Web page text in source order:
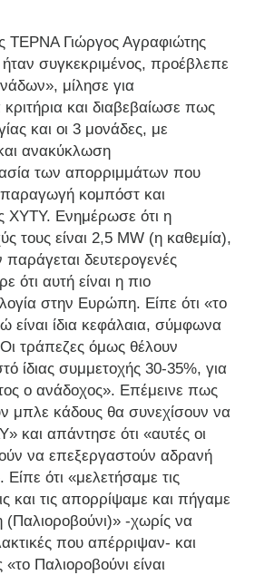
Γιώργος Αγραφιώτης
συγκεκριμένος, προέβλεπε
μίλησε για
κριτήρια και διαβεβαίωσε πως
και οι 3 μονάδες, με
ανακύκλωση
των απορριμμάτων που
παραγωγή κομπόστ και
ΧΥΤΥ. Ενημέρωσε ότι η
τους είναι 2,5 MW (η καθεμία),
δευτερογενές
ότι αυτή είναι η πιο
στην Ευρώπη. Είπε ότι «το
είναι ίδια κεφάλαια, σύμφωνα
τράπεζες όμως θέλουν
ίδιας συμμετοχής 30-35%, για
ο ανάδοχος». Επέμεινε πως
μπλε κάδους θα συνεχίσουν να
και απάντησε ότι «αυτές οι
να επεξεργαστούν αδρανή
ότι «μελετήσαμε τις
και τις απορρίψαμε και πήγαμε
(Παλιοροβούνι)» -χωρίς να
που απέρριψαν- και
Παλιοροβούνι είναι